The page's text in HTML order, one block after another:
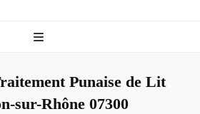
– InfoPunaise de Lit
sur-Rhône 07300